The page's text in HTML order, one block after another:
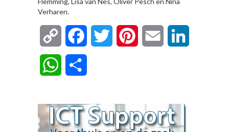
Verharen.
Copy
Link
FacebookTwitter Pinterest Email
WhatsApp